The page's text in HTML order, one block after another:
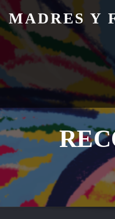
Skip
to
content
MADRES Y